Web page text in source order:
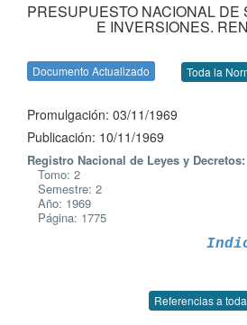
PRESUPUESTO NACIONAL DE
E INVERSIONES.
Documento Actualizado Toda la
Promulgación: 03/11/1969
Publicación: 10/11/1969
Registro Nacional de Leyes y Decretos:
Tomo: 2
Semestre: 2
Año: 1969
Página: 1775
Referencias a